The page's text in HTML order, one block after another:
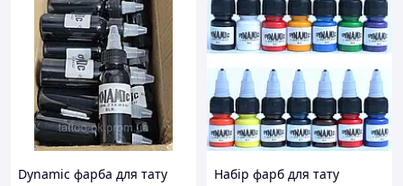
Dynamic фарба для тату
Набір фарб для тату